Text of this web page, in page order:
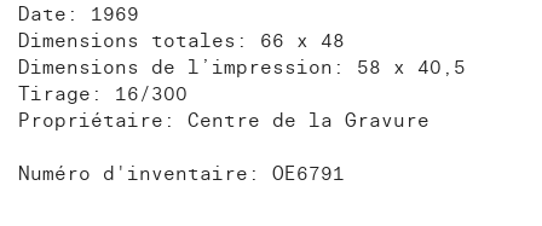
Date: 1969
Dimensions totales: 66 x 48
Dimensions de l’impression: 58 x 40,5
Tirage: 16/300
Propriétaire: Centre de la Gravure
Numéro d'inventaire: OE6791